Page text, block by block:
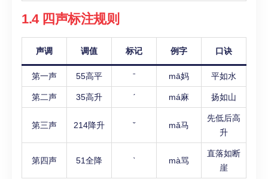
1.4 四声标注规则
声调 调值 标记 例字 口诀
第一声 55高平 ˉ mā妈 平如水
第二声 35高升 ˊ má麻 扬如山
第三声 214降升 ˇ mǎ马
先低后高
升
第四声 51全降 ˋ mà骂
直落如断
崖